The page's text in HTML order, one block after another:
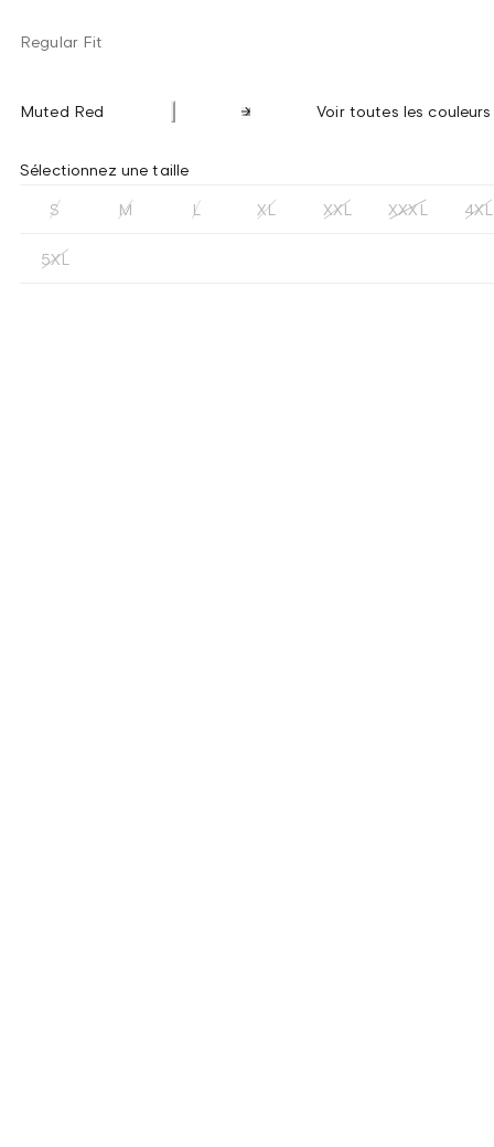
Regular Fit
Muted Red Voir toutes les couleurs
Sélectionnez une taille
S M L XL XXL XXXL 4XL
5XL